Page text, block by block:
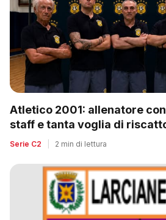
Atletico 2001: allenatore
staff e tanta voglia di
retrocessione
Serie C2 2 min di lettura